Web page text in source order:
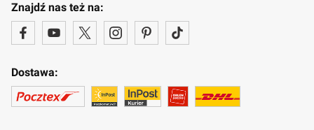
Znajdź nas też na:
Dostawa: